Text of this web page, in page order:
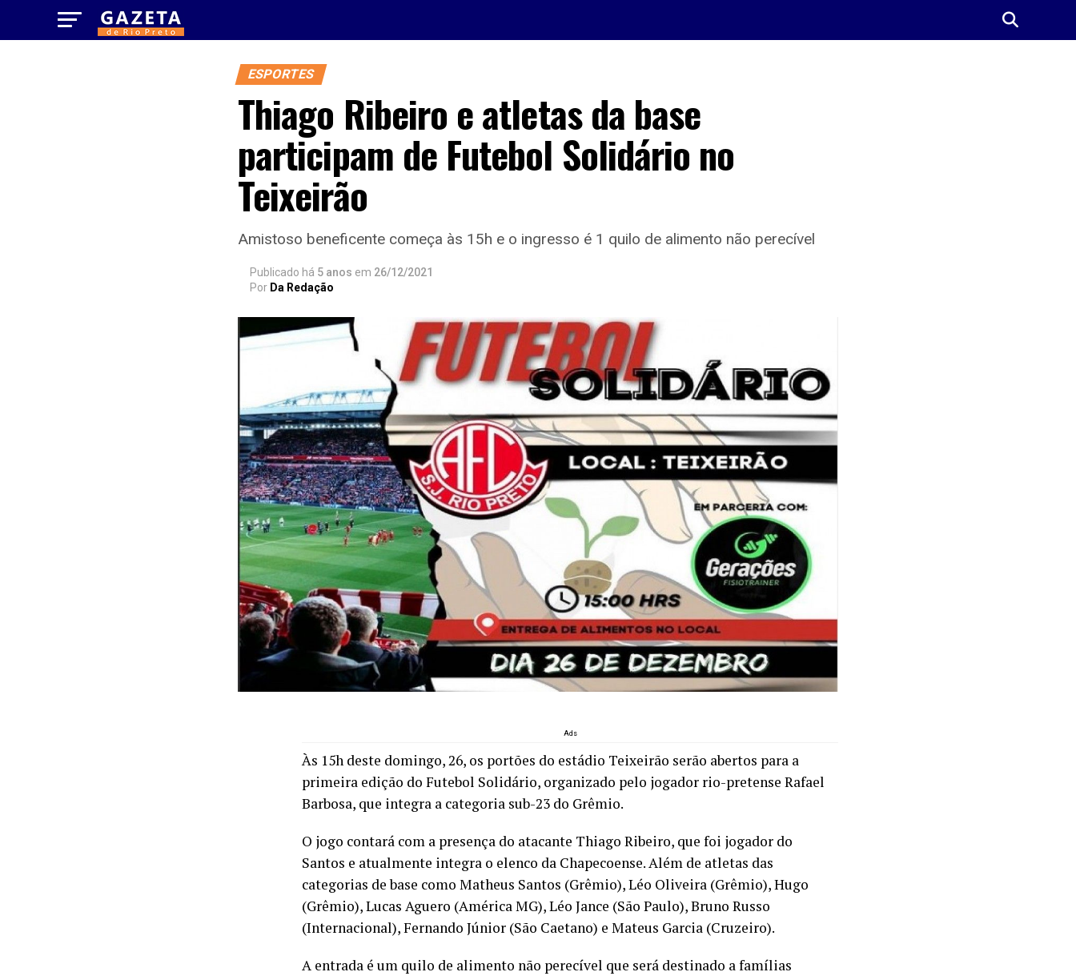
ESPORTES
Thiago Ribeiro e atletas da base
participam de Futebol Solidário no
Teixeirão
Amistoso beneficente começa às 15h e o ingresso é 1 quilo de alimento não perecível
Publicado há 5 anos em 26/12/2021
Por Da Redação
Ads
Às 15h deste domingo, 26, os portões do estádio Teixeirão serão abertos para a
primeira edição do Futebol Solidário, organizado pelo jogador rio-pretense Rafael
Barbosa, que integra a categoria sub-23 do Grêmio.
O jogo contará com a presença do atacante Thiago Ribeiro, que foi jogador do
Santos e atualmente integra o elenco da Chapecoense. Além de atletas das
categorias de base como Matheus Santos (Grêmio), Léo Oliveira (Grêmio), Hugo
(Grêmio), Lucas Aguero (América MG), Léo Jance (São Paulo), Bruno Russo
(Internacional), Fernando Júnior (São Caetano) e Mateus Garcia (Cruzeiro).
A entrada é um quilo de alimento não perecível que será destinado a famílias